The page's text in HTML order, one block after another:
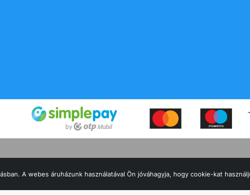
A webes áruházunk használatával Ön jóváhagyja, hogy cookie-kat